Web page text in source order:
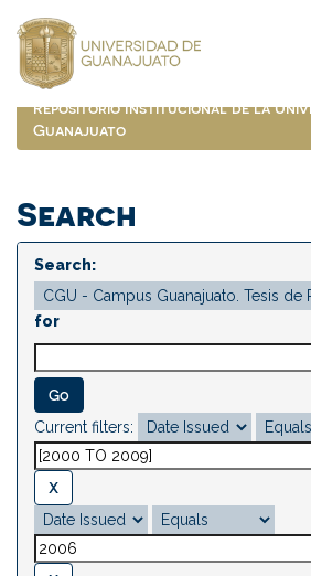
navigation
Repositorio Institucional de la
Guanajuato
Search
Search:
for
Current filters: